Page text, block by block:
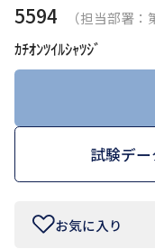
お問い
よくあるご質問
会社概要
5594 （担当部署
ｶﾁｵﾝﾂｲﾙｼｬﾂｼﾞ
試験デ
お気に入り